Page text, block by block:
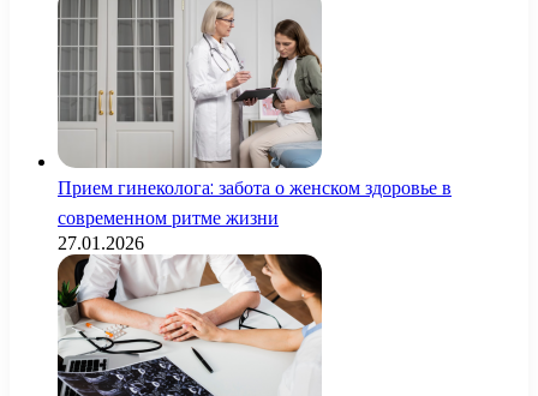
Прием гинеколога: забота о женском здоровье в
современном ритме жизни
27.01.2026